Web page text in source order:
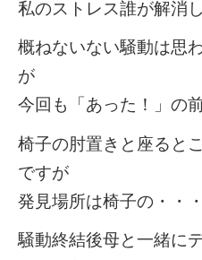
私のストレス誰が解消
概ねないない騒動は思
が
今回も「あった！」の
椅子の肘置きと座ると
ですが
発見場所は椅子の・・
騒動終結後母と一緒に